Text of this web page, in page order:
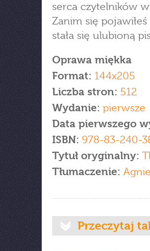
serca czytelników
Zanim się pojawiłeś
stała się ulubioną
Oprawa miękka
Format: 144x205
Liczba stron: 512
Wydanie: pierwsze
Data pierwszego
ISBN: 978-83-240-
Tytuł oryginalny:
Tłumaczenie:
Przeczytaj